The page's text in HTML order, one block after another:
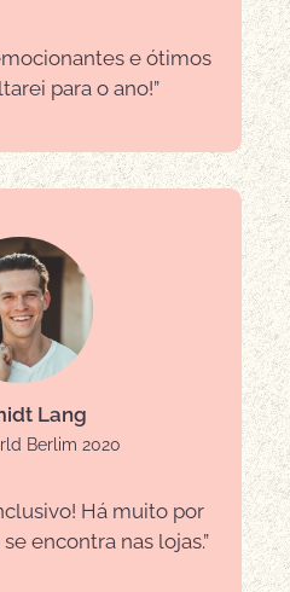
e ótimos
para o ano!”
Lang
Berlim 2020
Há muito por
encontra nas lojas.”